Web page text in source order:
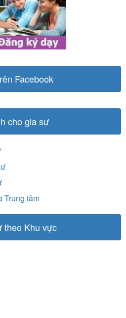
Facebook
cho gia sư
Trung tâm
theo Khu vực